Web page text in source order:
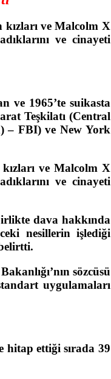
ve Malcolm X
ve cinayeti
ve 1965’te suikasta
Teşkilatı (Central
– FBI) ve New York
ve Malcolm X
ve cinayeti
dava hakkında
nesillerin işlediği
sözcüsü
uygulamaları
hitap ettiği sırada 39